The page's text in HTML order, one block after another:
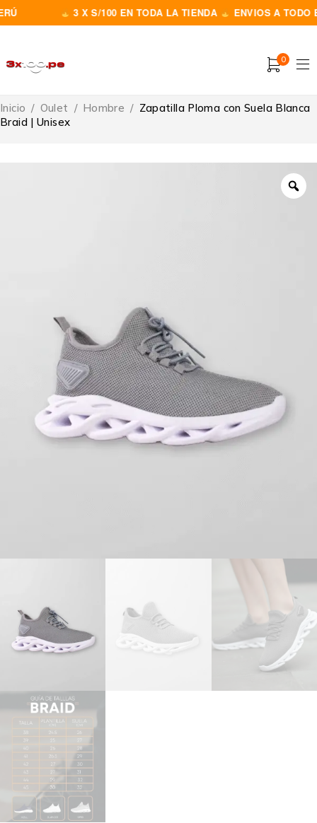
3 X S/100 EN TODA LA TIENDA ENVIOS A TODO EL
0
Inicio / Oulet / Hombre / Zapatilla Ploma con Suela Blanca
Braid | Unisex